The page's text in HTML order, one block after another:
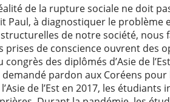
de la rupture sociale ne doit
Paul, à diagnostiquer le
de notre société,
prises de conscience ouvrent des
congrès des diplômés d’Asie de
pardon aux Coréens
de l’Est en 2017, les